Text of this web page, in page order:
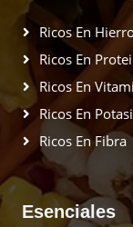
Ricos En
Ricos En
Ricos En
Ricos En
Ricos En Fibra
Esenciales